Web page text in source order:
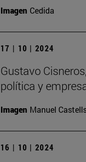
Imagen Cedida
17 | 10 | 2024
Gustavo
política y
Imagen Manuel
16 | 10 | 2024